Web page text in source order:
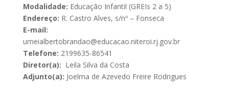
Modalidade: Educação Infantil (GREIs 2 a 5)
Endereço: R. Castro Alves, s/nº – Fonseca
E-mail:
umeialbertobrandao@educacao.niteroi.rj.gov.br
Telefone: 2199635-86541
Diretor(a): Leila Silva da Costa
Adjunto(a): Joelma de Azevedo Freire Rodrigues